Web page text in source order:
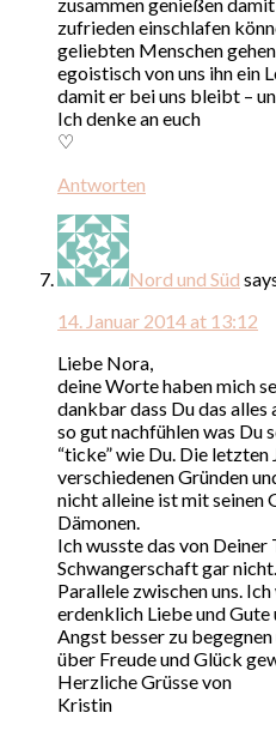
zufrieden einschlafen
geliebten Menschen
egoistisch von uns ihn ein
damit er bei uns bleibt –
Ich denke an euch
♡
Antworten
Nord und Süd
14. Januar 2014 at 13:12
Liebe Nora,
deine Worte haben mich
dankbar dass Du das
so gut nachfühlen was Du
“ticke” wie Du. Die letzten
verschiedenen Gründen
nicht alleine ist mit seinen
Dämonen.
Ich wusste das von Deiner
Schwangerschaft gar
Parallele zwischen uns.
erdenklich Liebe und Gute
Angst besser zu
über Freude und Glück
Herzliche Grüsse von
Kristin